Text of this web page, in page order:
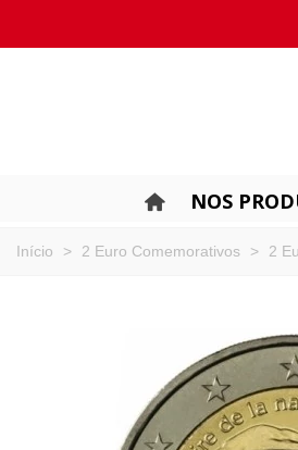
NOS
Início > 2 Euro Comemorativos > 2